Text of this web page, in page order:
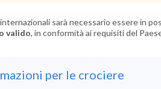
sarà necessario essere in
valido, in conformità ai requisiti del
per le crociere